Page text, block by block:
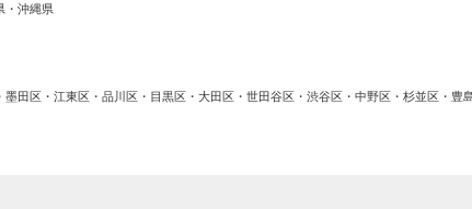
・沖縄県
田区・江東区・品川区・目黒区・大田区・世田谷区・渋谷区・中野区・杉並区・豊